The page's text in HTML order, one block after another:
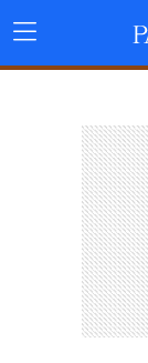
Menu
Principal